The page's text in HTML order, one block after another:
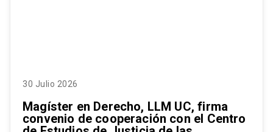
30 Julio 2026
Magíster en Derecho, LLM UC, firma
convenio de cooperación con el Centro